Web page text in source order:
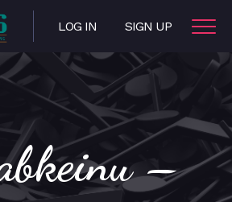
LOG IN SIGN UP
–